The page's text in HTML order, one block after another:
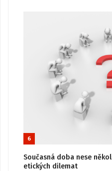
6
Současná doba nese
etických dilemat